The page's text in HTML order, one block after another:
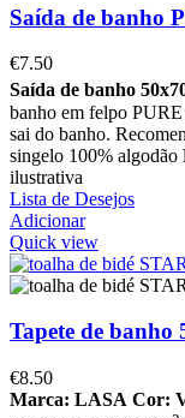
Saída de banho
€7.50
Saída de banho
banho em felpo PURE
sai do banho.
singelo 100% algodão
ilustrativa
Lista de Desejos
Adicionar
Quick view
Tapete de banho
€8.50
Marca: LASA Cor: